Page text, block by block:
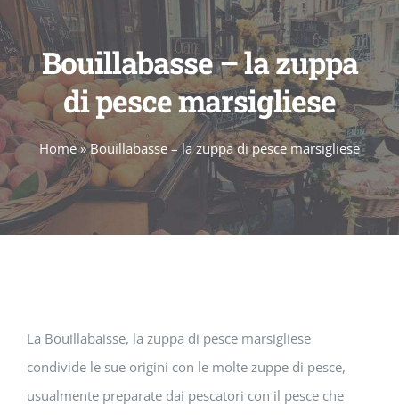
Bouillabasse – la zuppa
di pesce marsigliese
Home»Bouillabasse – la zuppa di pesce marsigliese
La Bouillabaisse, la zuppa di pesce marsigliese
condivide le sue origini con le molte zuppe di pesce,
usualmente preparate dai pescatori con il pesce che